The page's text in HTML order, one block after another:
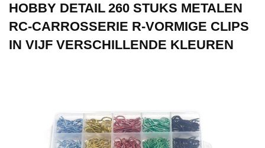
HOBBY DETAIL 260 STUKS METALEN
RC-CARROSSERIE R-VORMIGE CLIPS
IN VIJF VERSCHILLENDE KLEUREN